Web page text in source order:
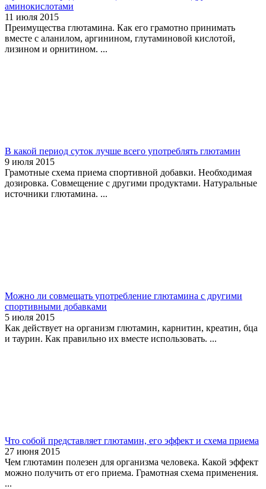
аминокислотами
11 июля 2015
Преимущества глютамина. Как его грамотно принимать
вместе с аланилом, аргинином, глутаминовой кислотой,
лизином и орнитином. ...
В какой период суток лучше всего употреблять глютамин
9 июля 2015
Грамотные схема приема спортивной добавки. Необходимая
дозировка. Совмещение с другими продуктами. Натуральные
источники глютамина. ...
Можно ли совмещать употребление глютамина с другими
спортивными добавками
5 июля 2015
Как действует на организм глютамин, карнитин, креатин, бца
и таурин. Как правильно их вместе использовать. ...
Что собой представляет глютамин, его эффект и схема приема
27 июня 2015
Чем глютамин полезен для организма человека. Какой эффект
можно получить от его приема. Грамотная схема применения.
...